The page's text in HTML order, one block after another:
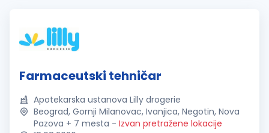
Farmaceutski tehničar
Apotekarska ustanova Lilly drogerie
Beograd, Gornji Milanovac, Ivanjica, Negotin, Nova
Pazova + 7 mesta - Izvan pretražene lokacije